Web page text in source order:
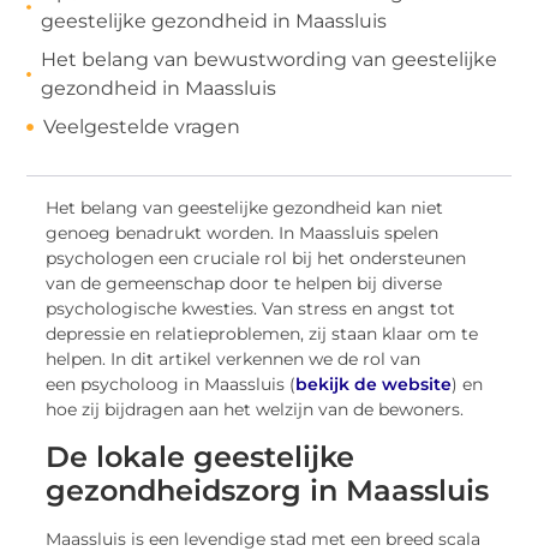
geestelijke gezondheid in Maassluis
Het belang van bewustwording van geestelijke
gezondheid in Maassluis
Veelgestelde vragen
Het belang van geestelijke gezondheid kan niet
genoeg benadrukt worden. In Maassluis spelen
psychologen een cruciale rol bij het ondersteunen
van de gemeenschap door te helpen bij diverse
psychologische kwesties. Van stress en angst tot
depressie en relatieproblemen, zij staan klaar om te
helpen. In dit artikel verkennen we de rol van
een psycholoog in Maassluis (bekijk de website) en
hoe zij bijdragen aan het welzijn van de bewoners.
De lokale geestelijke
gezondheidszorg in Maassluis
Maassluis is een levendige stad met een breed scala